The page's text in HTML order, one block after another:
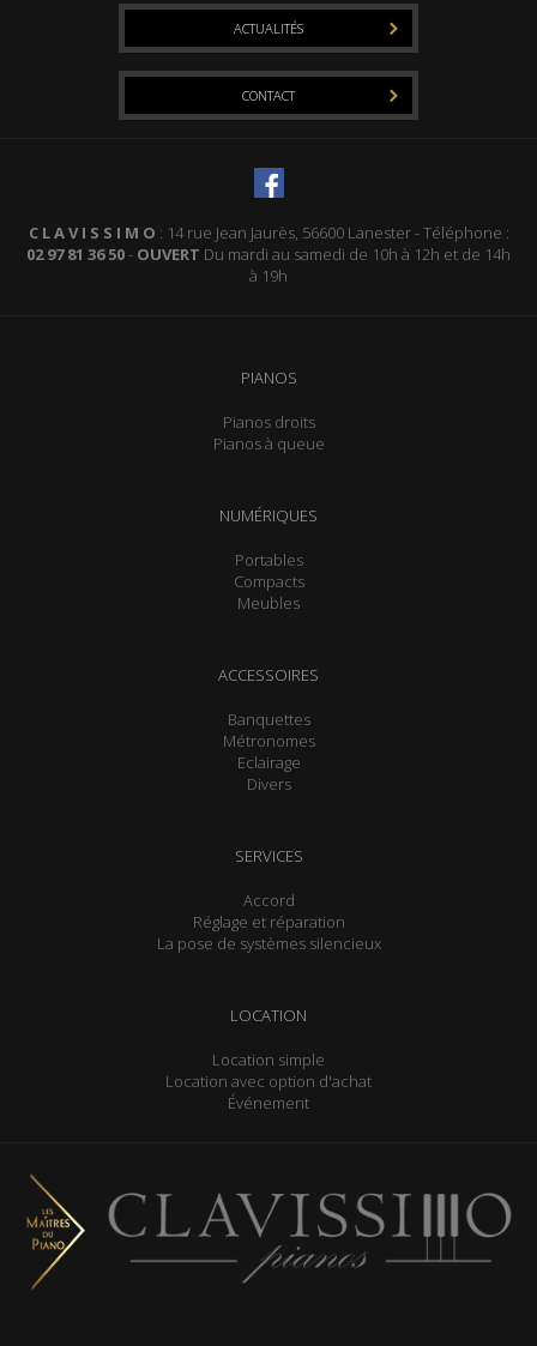
ACTUALITÉS
CONTACT
C L A V I S S I M O : 14 rue Jean Jaurès, 56600 Lanester - Téléphone :
02 97 81 36 50- OUVERT Du mardi au samedi de 10h à 12h et de 14h
à 19h
PIANOS
Pianos droits
Pianos à queue
NUMÉRIQUES
Portables
Compacts
Meubles
ACCESSOIRES
Banquettes
Métronomes
Eclairage
Divers
SERVICES
Accord
Réglage et réparation
La pose de systèmes silencieux
LOCATION
Location simple
Location avec option d'achat
Événement